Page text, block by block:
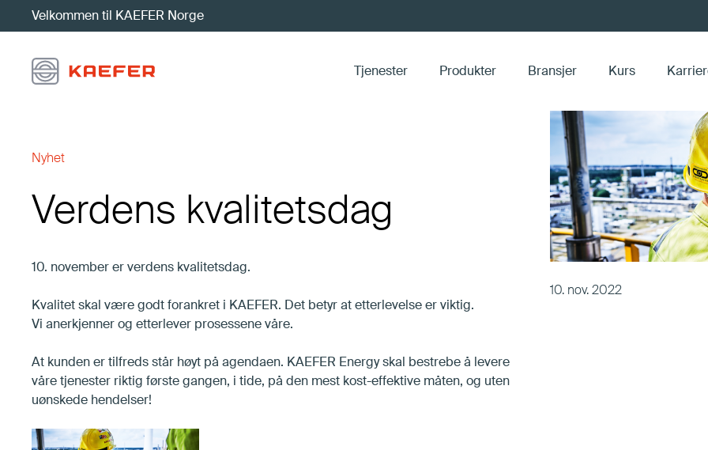
Velkommen til KAEFER Norge
Tjenester Produkter Bransjer Kurs
Nyhet
Verdens kvalitetsdag
10. november er verdens kvalitetsdag.
Kvalitet skal være godt forankret i KAEFER. Det betyr at etterlevelse er viktig.
Vi anerkjenner og etterlever prosessene våre.
At kunden er tilfreds står høyt på agendaen. KAEFER Energy skal bestrebe å levere
våre tjenester riktig første gangen, i tide, på den mest kost-effektive måten, og uten
uønskede hendelser!
10. nov. 2022